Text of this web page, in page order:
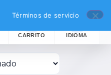
CARRITO IDIOMA
Términos de servicio